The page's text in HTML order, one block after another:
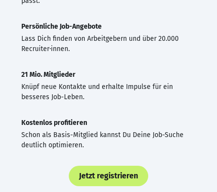
Persönliche Job-Angebote
Lass Dich finden von Arbeitgebern und über 20.000
Recruiter·innen.
21 Mio. Mitglieder
Knüpf neue Kontakte und erhalte Impulse für ein
besseres Job-Leben.
Kostenlos profitieren
Schon als Basis-Mitglied kannst Du Deine Job-Suche
deutlich optimieren.
Jetzt registrieren